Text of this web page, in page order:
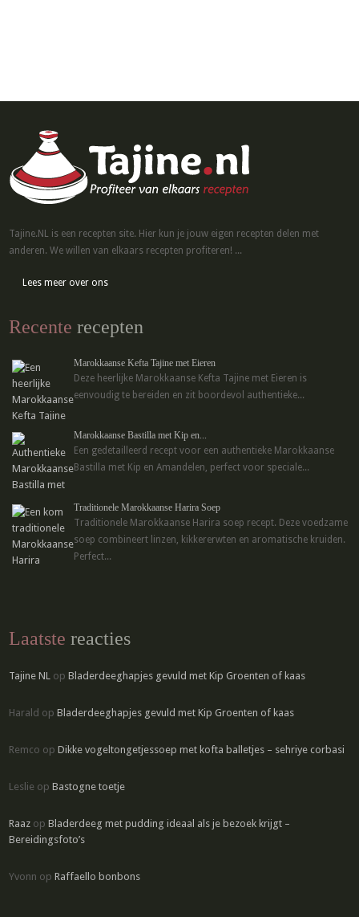
Tajine.NL is een recepten site. Hier kun je jouw eigen recepten delen met
anderen. We willen van elkaars recepten profiteren! ...
Lees meer over ons
Recente recepten
Marokkaanse Kefta Tajine met Eieren
Deze heerlijke Marokkaanse Kefta Tajine met Eieren is
eenvoudig te bereiden en zit boordevol authentieke...
Marokkaanse Bastilla met Kip en...
Een gedetailleerd recept voor een authentieke Marokkaanse
Bastilla met Kip en Amandelen, perfect voor speciale...
Traditionele Marokkaanse Harira Soep
Traditionele Marokkaanse Harira soep recept. Deze voedzame
soep combineert linzen, kikkererwten en aromatische kruiden.
Perfect...
Laatste reacties
Tajine NL opBladerdeeghapjes gevuld met Kip Groenten of kaas
Harald opBladerdeeghapjes gevuld met Kip Groenten of kaas
Remco opDikke vogeltongetjessoep met kofta balletjes – sehriye corbasi
Leslie opBastogne toetje
Raaz opBladerdeeg met pudding ideaal als je bezoek krijgt –
Bereidingsfoto’s
Yvonn opRaffaello bonbons